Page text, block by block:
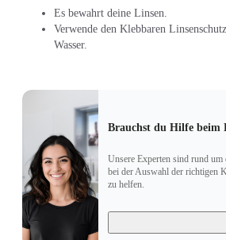
Es bewahrt deine Linsen.
Verwende den Klebbaren
Wasser.
Brauchst du Hilfe beim
Unsere Experten sind rund
bei der Auswahl der richtigen
zu helfen.